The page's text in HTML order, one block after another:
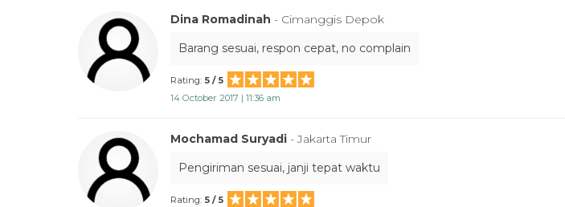
Dina Romadinah - Cimanggis Depok
Barang sesuai, respon cepat, no complain
Rating: 5 / 5
14 October 2017 | 11:36 am
Mochamad Suryadi - Jakarta Timur
Pengiriman sesuai, janji tepat waktu
Rating: 5 / 5